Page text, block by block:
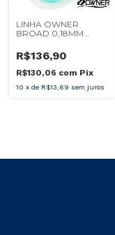
LINHA OWNER
BROAD 0,18MM
R$136,90
R$130,06 com Pix
10 x de R$13,69 sem juros